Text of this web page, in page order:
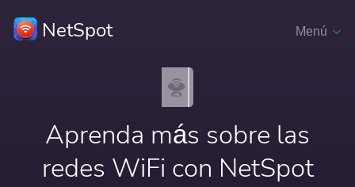
Menú
NetSpot
Aprenda más sobre las
redes WiFi con NetSpot